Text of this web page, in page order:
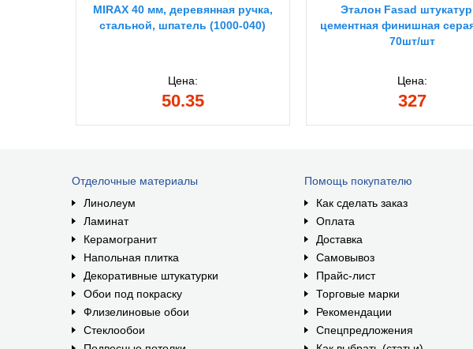
MIRAX 40 мм, деревянная ручка,
стальной, шпатель (1000-040)
Цена:
50.35
Эталон Fasad
цементная финишная
70шт/шт
Цена:
327
Отделочные материалы
Линолеум
Ламинат
Керамогранит
Напольная плитка
Декоративные штукатурки
Обои под покраску
Флизелиновые обои
Стеклообои
Помощь покупателю
Как сделать заказ
Оплата
Доставка
Самовывоз
Прайс-лист
Торговые марки
Рекомендации
Спецпредложения